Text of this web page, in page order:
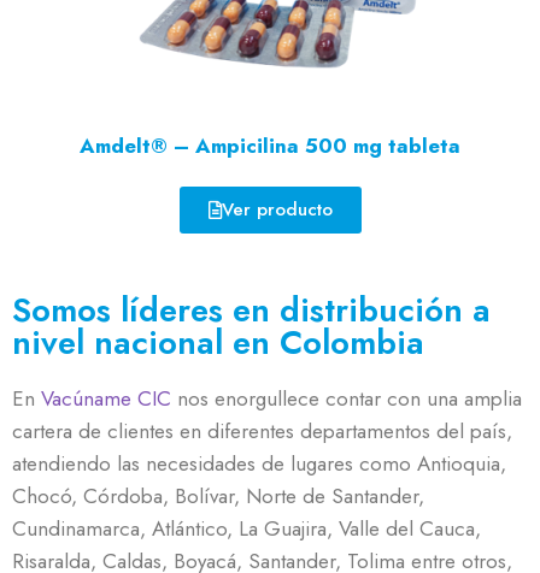
Amdelt® – Ampicilina 500 mg tableta
Ver producto
Somos líderes en distribución a
nivel nacional en Colombia
En Vacúname CIC nos enorgullece contar con una amplia
cartera de clientes en diferentes departamentos del país,
atendiendo las necesidades de lugares como Antioquia,
Chocó, Córdoba, Bolívar, Norte de Santander,
Cundinamarca, Atlántico, La Guajira, Valle del Cauca,
Risaralda, Caldas, Boyacá, Santander, Tolima entre otros,